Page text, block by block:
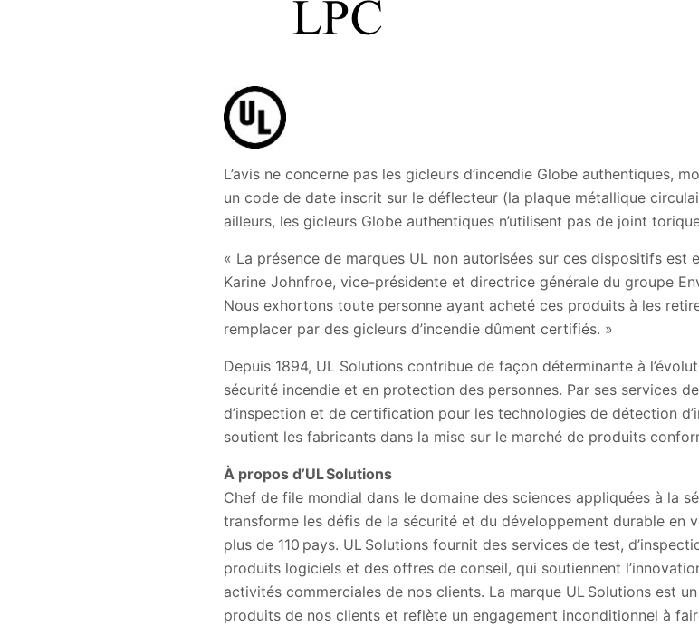
L’avis ne concerne pas les gicleurs d’incendie Globe authentiques,
un code de date inscrit sur le déflecteur (la plaque métallique
ailleurs, les gicleurs Globe authentiques n’utilisent pas de joint
« La présence de marques UL non autorisées sur ces dispositifs est
Karine Johnfroe, vice-présidente et directrice générale du groupe
Nous exhortons toute personne ayant acheté ces produits à les
remplacer par des gicleurs d’incendie dûment certifiés. »
Depuis 1894, UL Solutions contribue de façon déterminante à
sécurité incendie et en protection des personnes. Par ses services
d’inspection et de certification pour les technologies de détection
soutient les fabricants dans la mise sur le marché de produits
À propos d’UL Solutions
Chef de file mondial dans le domaine des sciences appliquées à la
transforme les défis de la sécurité et du développement durable en
plus de 110 pays. UL Solutions fournit des services de test,
produits logiciels et des offres de conseil, qui soutiennent
activités commerciales de nos clients. La marque UL Solutions est
produits de nos clients et reflète un engagement inconditionnel à